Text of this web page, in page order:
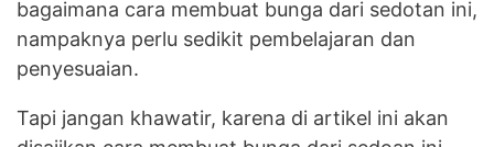
bagaimana cara membuat bunga dari sedotan ini,
nampaknya perlu sedikit pembelajaran dan
penyesuaian.
Tapi jangan khawatir, karena di artikel ini akan